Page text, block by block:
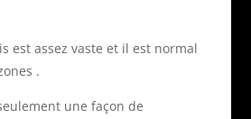
est assez vaste et il est normal
.
une façon de